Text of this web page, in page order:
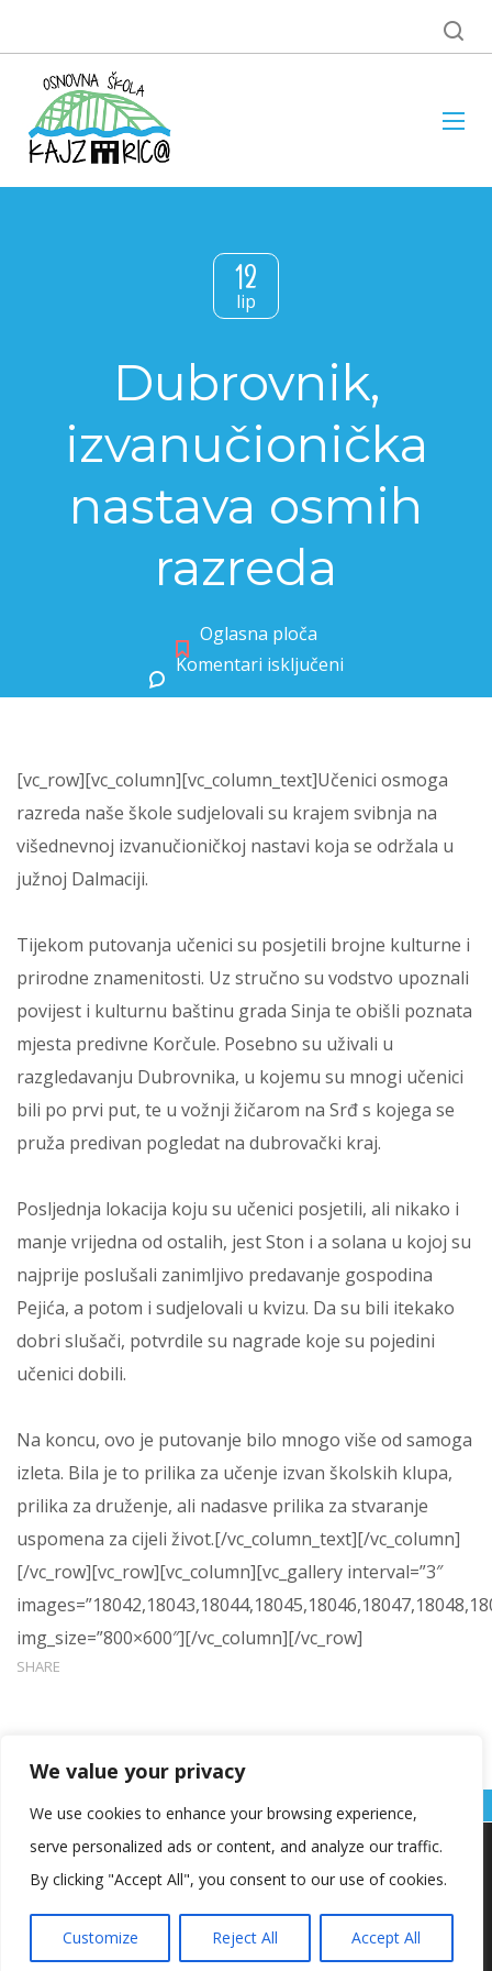
We value your privacy
We use cookies to enhance your browsing experience,
serve personalized ads or content, and analyze our traffic.
By clicking "Accept All", you consent to our use of cookies.
Customize Reject All Accept All
12
lip
Dubrovnik,
izvanučionička
nastava osmih
razreda
Oglasna ploča
Komentari isključeni
[vc_row][vc_column][vc_column_text]Učenici osmoga
razreda naše škole sudjelovali su krajem svibnja na
višednevnoj izvanučioničkoj nastavi koja se održala u
južnoj Dalmaciji.
Tijekom putovanja učenici su posjetili brojne kulturne i
prirodne znamenitosti. Uz stručno su vodstvo upoznali
povijest i kulturnu baštinu grada Sinja te obišli poznata
mjesta predivne Korčule. Posebno su uživali u
razgledavanju Dubrovnika, u kojemu su mnogi učenici
bili po prvi put, te u vožnji žičarom na Srđ s kojega se
pruža predivan pogledat na dubrovački kraj.
Posljednja lokacija koju su učenici posjetili, ali nikako i
manje vrijedna od ostalih, jest Ston i a solana u kojoj su
najprije poslušali zanimljivo predavanje gospodina
Pejića, a potom i sudjelovali u kvizu. Da su bili itekako
dobri slušači, potvrdile su nagrade koje su pojedini
učenici dobili.
Na koncu, ovo je putovanje bilo mnogo više od samoga
izleta. Bila je to prilika za učenje izvan školskih klupa,
prilika za druženje, ali nadasve prilika za stvaranje
uspomena za cijeli život.[/vc_column_text][/vc_column]
[/vc_row][vc_row][vc_column][vc_gallery interval=”3″
img_size=”800×600″][/vc_column][/vc_row]
SHARE
Copyright © OŠ Kajzerica
Koristimo kolačiće kako bismo vam pružili najbolje iskustvo na
našoj web stranici.
Informacije o kolačićima koje koristimo ili opcije za
Prihvaćam